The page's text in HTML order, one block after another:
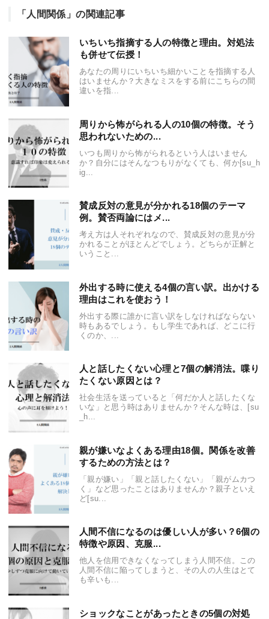
「人間関係」の関連記事
いちいち指摘する人の特徴と理由。対処法
も併せて伝授！
あなたの周りにいちいち細かいことを指摘する人
はいませんか？大きなミスをする前にこちらの間
違いを指...
周りから怖がられる人の10個の特徴。そう
思われないための...
いつも周りから怖がられるという人はいません
か？自分にはそんなつもりがなくても、何か[su_h
ig...
賛成反対の意見が分かれる18個のテーマ
例。賛否両論にはメ...
考え方は人それぞれなので、賛成反対の意見が分
かれることがほとんどでしょう。どちらが正解と
いうこと...
外出する時に使える4個の言い訳。出かける
理由はこれを使おう！
外出する際に誰かに言い訳をしなければならない
時もあるでしょう。もし学生であれば、どこに行
くのか、...
人と話したくない心理と7個の解消法。喋り
たくない原因とは？
社会生活を送っていると「何だか人と話したくな
いな」と思う時はありませんか？そんな時は、[su
_h...
親が嫌いなよくある理由18個。関係を改善
するための方法とは？
「親が嫌い」「親と話したくない」「親がムカつ
く」など思ったことはありませんか？親子といえ
ど[su...
人間不信になるのは優しい人が多い？6個の
特徴や原因、克服...
他人を信用できなくなってしまう人間不信。この
人間不信に陥ってしまうと、その人の人生はとて
も辛いも...
ショックなことがあったときの5個の対処